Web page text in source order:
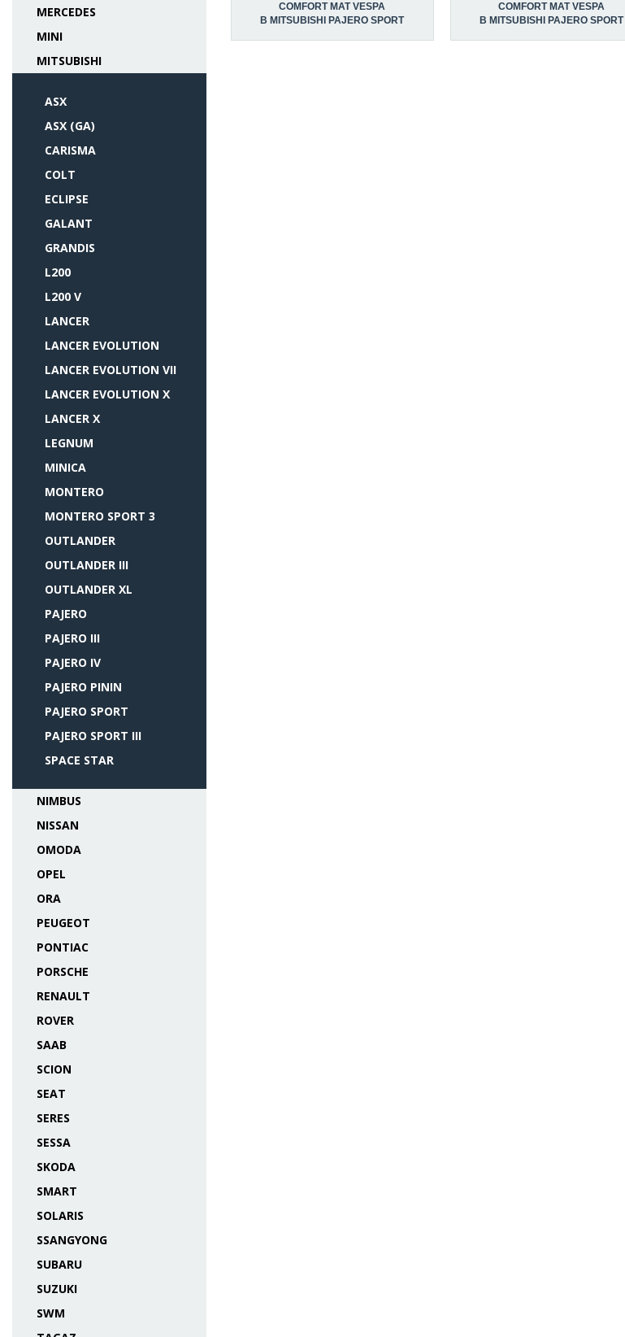
MERCEDES
MINI
MITSUBISHI
ASX
ASX (GA)
CARISMA
COLT
ECLIPSE
GALANT
GRANDIS
L200
L200 V
LANCER
LANCER EVOLUTION
LANCER EVOLUTION VII
LANCER EVOLUTION X
LANCER X
LEGNUM
MINICA
MONTERO
MONTERO SPORT 3
OUTLANDER
OUTLANDER III
OUTLANDER XL
PAJERO
PAJERO III
PAJERO IV
PAJERO PININ
PAJERO SPORT
PAJERO SPORT III
SPACE STAR
NIMBUS
NISSAN
OMODA
OPEL
ORA
PEUGEOT
PONTIAC
PORSCHE
RENAULT
ROVER
SAAB
SCION
SEAT
SERES
SESSA
SKODA
SMART
SOLARIS
SSANGYONG
SUBARU
SUZUKI
SWM
COMFORT MAT VESPA
В MITSUBISHI PAJERO SPORT
COMFORT MAT VESPA
В MITSUBISHI PAJERO SPORT